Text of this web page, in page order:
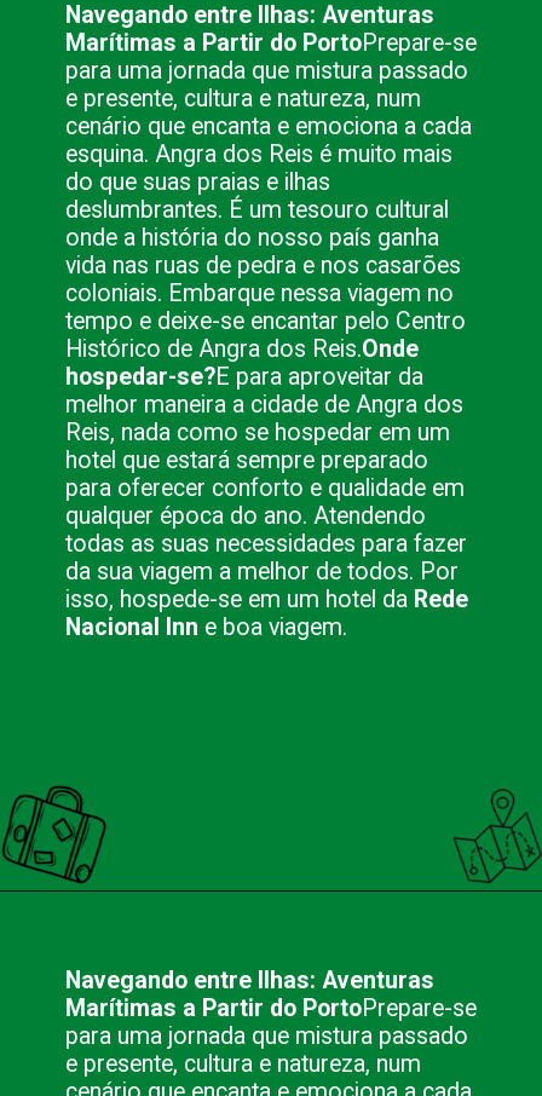
Navegando entre Ilhas: Aventuras
Marítimas a Partir do PortoPrepare-se
para uma jornada que mistura passado
e presente, cultura e natureza, num
cenário que encanta e emociona a cada
esquina. Angra dos Reis é muito mais
do que suas praias e ilhas
deslumbrantes. É um tesouro cultural
onde a história do nosso país ganha
vida nas ruas de pedra e nos casarões
coloniais. Embarque nessa viagem no
tempo e deixe-se encantar pelo Centro
Histórico de Angra dos Reis.Onde
hospedar-se?E para aproveitar da
melhor maneira a cidade de Angra dos
Reis, nada como se hospedar em um
hotel que estará sempre preparado
para oferecer conforto e qualidade em
qualquer época do ano. Atendendo
todas as suas necessidades para fazer
da sua viagem a melhor de todos. Por
isso, hospede-se em um hotel da Rede
Nacional Inn e boa viagem.
Navegando entre Ilhas: Aventuras
Marítimas a Partir do PortoPrepare-se
para uma jornada que mistura passado
e presente, cultura e natureza, num